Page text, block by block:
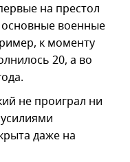
на престол
основные военные
к моменту
20, а во
не проиграл ни
даже на